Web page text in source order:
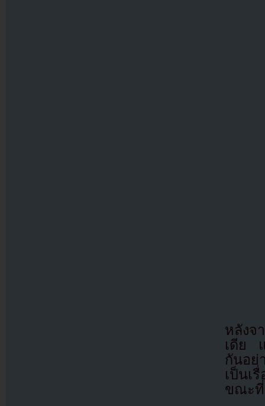
หลังจ
เดีย
กันอย่
เป็นเ
ขณะที่